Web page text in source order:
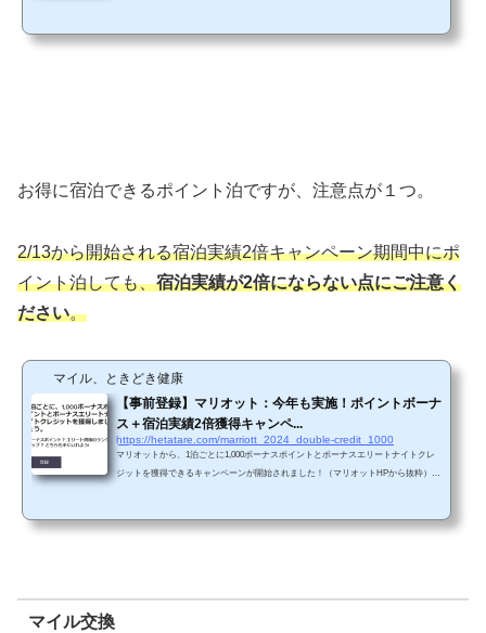
となります（2021年3月からカテゴリーが６から７にアップされました）。 アクセ
お得に宿泊できるポイント泊ですが、注意点が１つ。
2/13から開始される宿泊実績2倍キャンペーン期間中にポ
イント泊しても、宿泊実績が2倍にならない点にご注意く
ださい。
マイル、ときどき健康
【事前登録】マリオット：今年も実施！ポイントボーナ
ス＋宿泊実績2倍獲得キャンペ...
https://hetatare.com/marriott_2024_double-credit_1000
マリオットから、1泊ごとに1,000ボーナスポイントとボーナスエリートナイトクレ
ジットを獲得できるキャンペーンが開始されました！（マリオットHPから抜粋） 1
う！！ 事前登録が必要ですので、公式サイトで忘れずに登録しておきましょう。 キ
マイル交換